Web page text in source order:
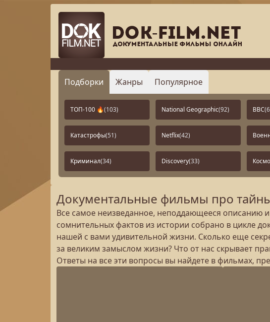
Подборки Жанры Популярное
ТОП-100 🔥(103) National Geographic(92) BBC
Катастрофы(51) Netflix(42)
Криминал(34) Discovery(33)
Документальные фильмы про
Все самое неизведанное, неподдающееся описанию
сомнительных фактов из истории собрано в цикле
нашей с вами удивительной жизни. Сколько еще
за великим замыслом жизни? Что от нас скрывает
Ответы на все эти вопросы вы найдете в фильмах,